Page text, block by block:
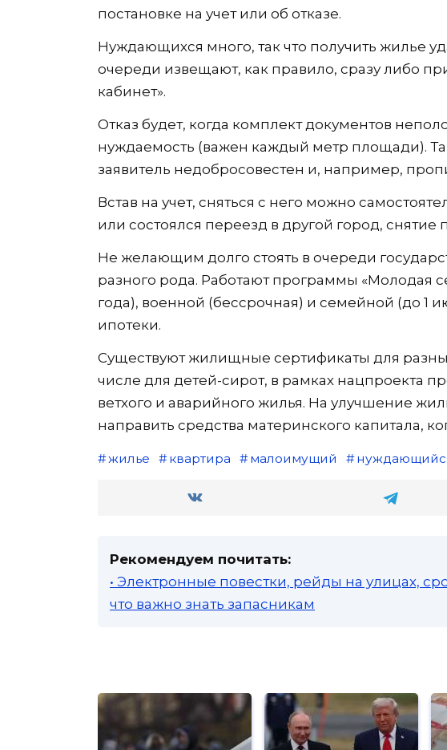
постановке на учет или об отказе.
Нуждающихся много, так что получить жилье
очереди извещают, как правило, сразу либо
кабинет».
Отказ будет, когда комплект документов
нуждаемость (важен каждый метр площади).
заявитель недобросовестен и, например,
Встав на учет, сняться с него можно
или состоялся переезд в другой город, снятие
Не желающим долго стоять в очереди
разного рода. Работают программы «Молодая
года), военной (бессрочная) и семейной (до 1
ипотеки.
Существуют жилищные сертификаты для
числе для детей-сирот, в рамках нацпроекта
ветхого и аварийного жилья. На улучшение
направить средства материнского капитала,
жилье квартира малоимущий
Рекомендуем почитать:
• Электронные повестки, рейды на улицах,
что важно знать запасникам